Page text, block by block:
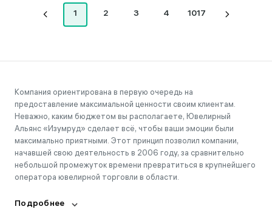
1 2 3 4 1017
Компания ориентирована в первую очередь на
предоставление максимальной ценности своим клиентам.
Неважно, каким бюджетом вы располагаете, Ювелирный
Альянс «Изумруд» сделает всё, чтобы ваши эмоции были
максимально приятными. Этот принцип позволил компании,
начавшей свою деятельность в 2006 году, за сравнительно
небольшой промежуток времени превратиться в крупнейшего
оператора ювелирной торговли в области.
Подробнее